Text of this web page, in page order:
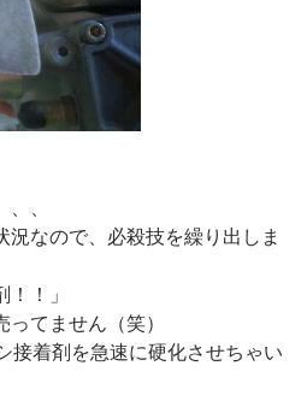
、
況なので、必殺技を繰り出しま
！」
てません（笑）
接着剤を急速に硬化させちゃい